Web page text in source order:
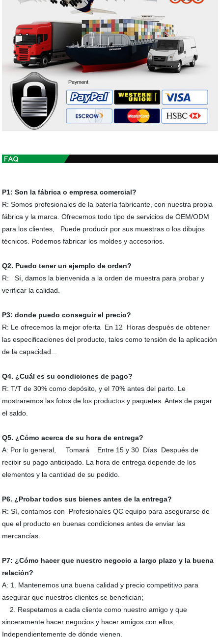
P1: Son la fábrica o empresa comercial?
R: Somos profesionales de la batería fabricante, con nuestra propia
fábrica y la marca. Ofrecemos todo tipo de servicios de OEM/ODM
para los clientes, Puede producir por sus muestras o los dibujos
técnicos. Podemos fabricar los moldes y accesorios.
Q2. Puedo tener un ejemplo de orden?
R: Sí, damos la bienvenida a la orden de muestra para probar y
verificar la calidad.
P3:donde puedo conseguir el precio?
R: Le ofrecemos la mejor oferta En 12 Horas después de obtener
las especificaciones del producto, tales como tensión de la aplicación
de la capacidad...
Q4. ¿Cuál es su condiciones de pago?
R: T/T de 30% como depósito, y el 70% antes del parto. Le
mostraremos las fotos de los productos y paquetes Antes de pagar
el saldo.
Q5. ¿Cómo acerca de su hora de entrega?
A: Por lo general, Tomará Entre 15 y 30 Días Después de
recibir su pago anticipado. La hora de entrega depende de los
elementos y la cantidad de su pedido.
P6. ¿Probar todos sus bienes antes de la entrega?
R: Sí, contamos con Profesionales QC equipo para asegurarse de
que el producto en buenas condiciones antes de enviar las
mercancías.
P7: ¿Cómo hacer que nuestro negocio a largo plazo y la buena
relación?
A: 1. Mantenemos una buena calidad y precio competitivo para
asegurar que nuestros clientes se benefician;
2. Respetamos a cada cliente como nuestro amigo y que
sinceramente hacer negocios y hacer amigos con ellos,
Independientemente de dónde vienen.